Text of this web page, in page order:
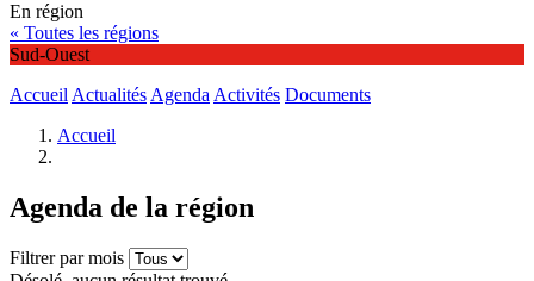
En région
« Toutes les régions
Sud-Ouest
Accueil Actualités Agenda Activités Documents
Accueil
Agenda de la région
Filtrer par mois